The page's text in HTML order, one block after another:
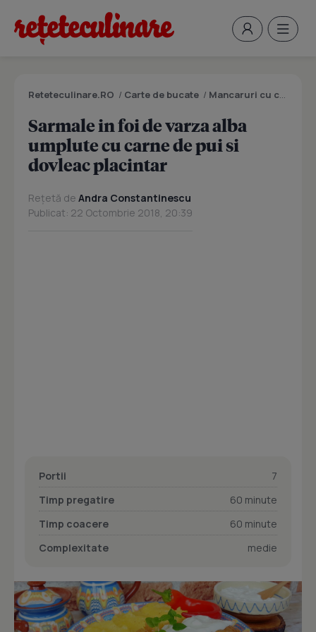
Reteteculinare.RO / Carte de bucate / Mancaruri cu carne
Sarmale in foi de varza alba
umplute cu carne de pui si
dovleac placintar
Rețetă de Andra Constantinescu
Publicat: 22 Octombrie 2018, 20:39
Portii
7
Timp pregatire
60 minute
Timp coacere
60 minute
Complexitate
medie